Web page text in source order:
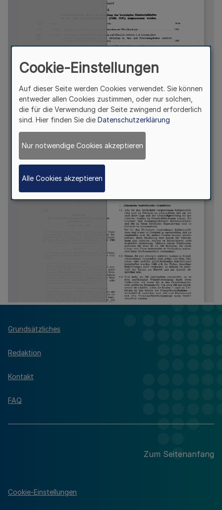
Grundsätzliches
Redaktion
Kontakt
FAQ
Zum Seitenanfang
Cookie-Einstellungen
Cookie-Einstellungen
Auf dieser Seite werden Cookies verwendet. Sie können
entweder allen Cookies zustimmen, oder nur solchen,
die für die Verwendung der Seite zwingend erforderlich
sind. Hier finden Sie die Datenschutzerklärung
Nur notwendige Cookies akzeptieren
Alle Cookies akzeptieren